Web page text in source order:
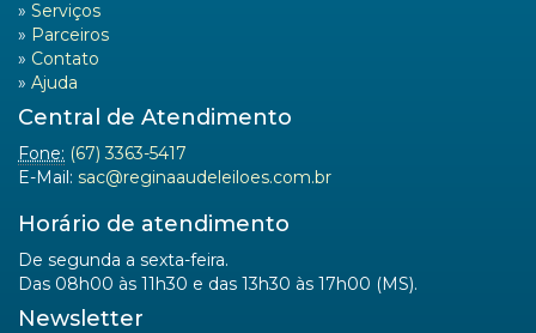
» Serviços
» Parceiros
» Contato
» Ajuda
Central de Atendimento
Fone: (67) 3363-5417
E-Mail: sac@reginaaudeleiloes.com.br
Horário de atendimento
De segunda a sexta-feira.
Das 08h00 às 11h30 e das 13h30 às 17h00 (MS).
Newsletter